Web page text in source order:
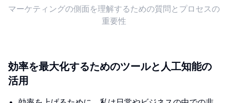
マーケティングの側面を理解するための質問とプロセスの
重要性
効率を最大化するためのツールと人工知能の
活用